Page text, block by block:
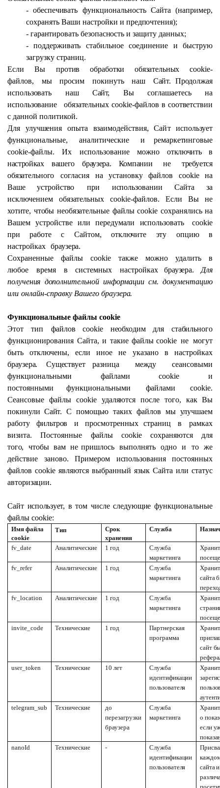
-обеспечивать функциональность Сайта (например,
сохранять Ваши настройки и предпочтения);
- гарантировать безопасность и защиту данных;
-поддерживать
стабильное соединение и быструю
загрузку страниц.
Если
Вы против обработки обязательных
cookie-
файлов,
мы просим покинуть наш Сайт. Продолжая
использовать
наш Cайт, Вы соглашаетесь
на
использование
обязательных cookie-файлов в соответствии
с данной политикой.
Для
улучшения опыта взаимодействия, Сайт
использует
функциональные,
аналитические иремаркетинговые
cookie-файлы. Их использование можноотключить в
настройках вашего браузера. Компании не
требуется
обязательного
согласия на установку файлов cookie
на
Вашеустройство при использовании Сайта
за
исключением
обязательных cookie-файлов. Если Вы
не
хотите, чтобы необязательные файлы cookie сохранялись на
Вашемустройствеилипередумали использовать
cookie
при
работе с Сайтом, отключите эту опцию
в
настройках браузера.
Сохраненные
файлы cookie также можно удалить
в
любое
время в системных настройках браузера.
Для
получения дополнительной информации см. документацию
или онлайн-справку Вашего браузера.
Функциональные файлы cookie
Этот
тип файлов cookie необходим для
стабильного
функционирования Сайта, и такие файлы cookie не могут
быть
отключены, если иное не указано в
настройках
браузера.
Существует разница между
сеансовыми
функциональными
файлами cookie
и
постоянными функциональными
файлами
cookie.
Сеансовые файлы cookie удаляются после того, как Вы
покинули Сайт. С помощью таких файлов мы улучшаем
работу
фильтров и просмотренных страниц в
рамках
визита.
Постоянные файлы cookie сохраняются
для
того,
чтобы вам не пришлось выполнять одно и то
же
действие
заново. Примером использования
постоянных
файлов cookieявляются выбранный язык Сайта илистатус
авторизации.
Сайт использует, втом числеследующие функциональные
файлы cookie:
Имя файла
cookie
Тип
Срок
хранения
Служба
fv_date Аналитические 1 год
Служба
маркетинга
fv_refer
Аналитические 1 год
Служба
маркетинга
Хранит
сайта
fv_location
Аналитические 1 год
Служба
маркетинга
Хранит
invite_code
Технические 1 год
Партнерская
программа
сайт
user_token
Технические 10 лет
Служба
идентификации
пользователя
telegram_sub
Технические
до
перезагрузки
браузера
Служба
маркетинга
о
если
nanoId
Технические -
Служба
идентификации
пользователя
сайта